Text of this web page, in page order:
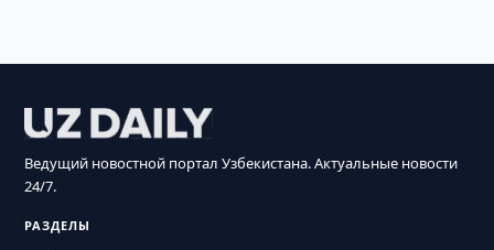
Ведущий новостной портал Узбекистана. Актуальные новости
24/7.
РАЗДЕЛЫ